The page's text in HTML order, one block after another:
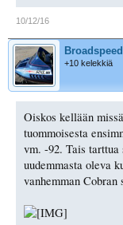
10/12/16
Broadspeed
+10 kelekkiä
Oiskos kellään
tuommoisesta
vm. -92. Tais
uudemmasta oleva
vanhemman Cobran